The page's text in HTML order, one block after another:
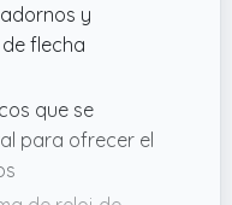
y
flecha
que se
para ofrecer el